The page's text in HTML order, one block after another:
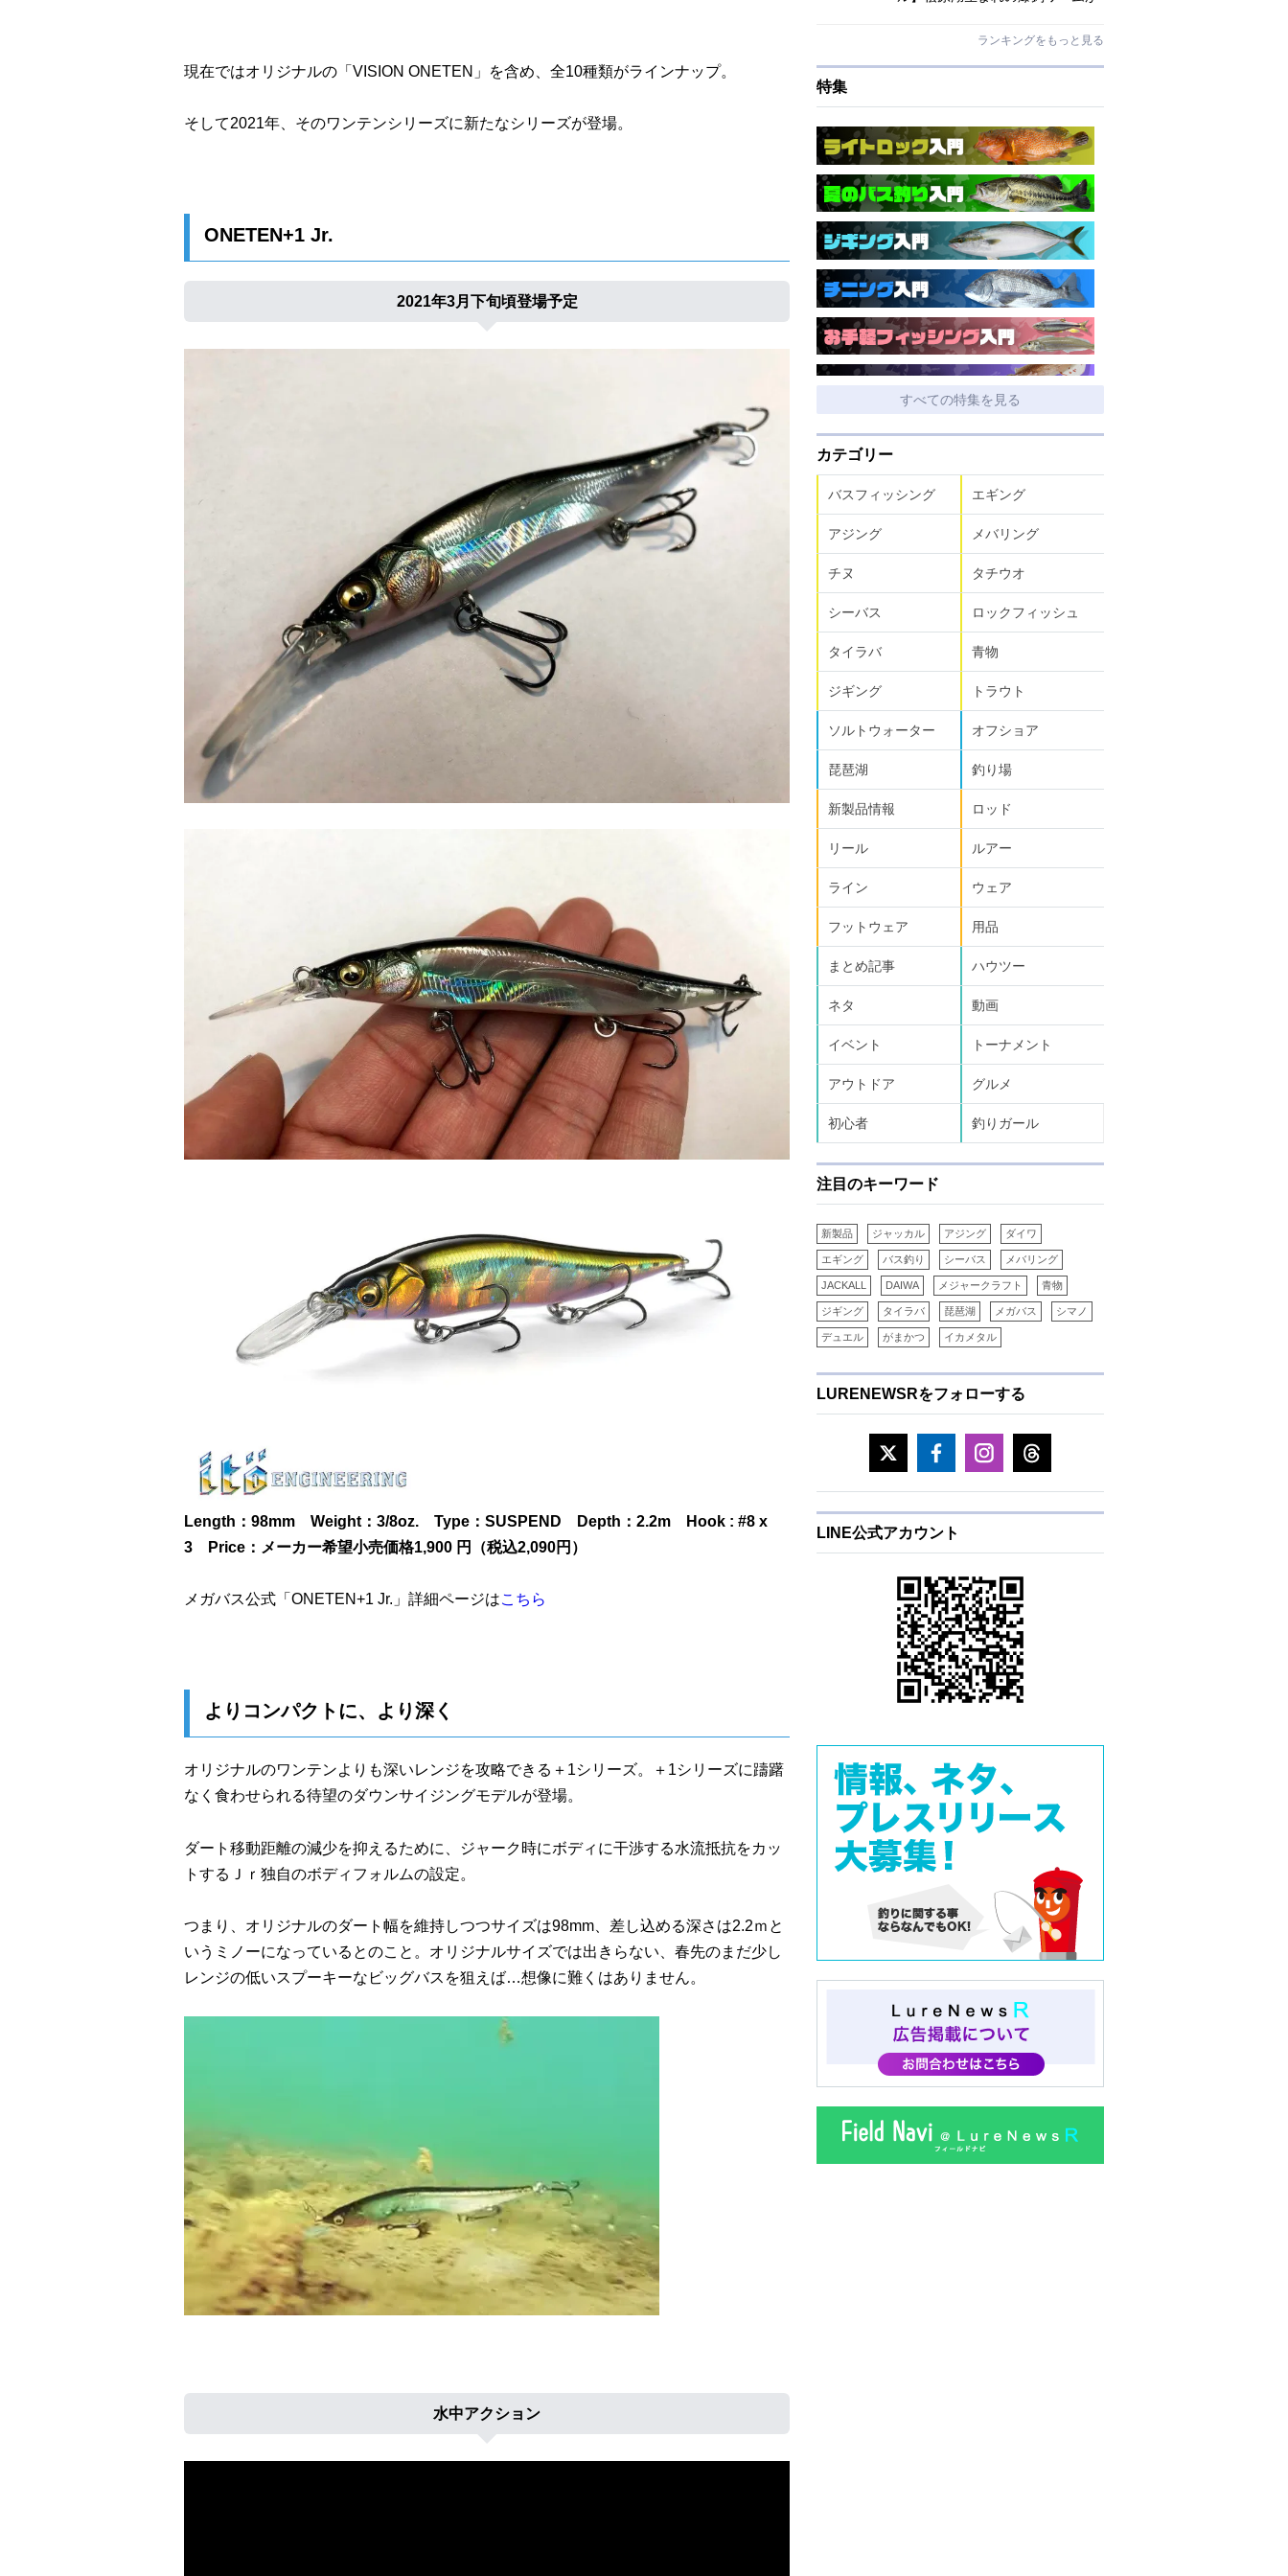
現在ではオリジナルの「VISION ONETEN」を含め、全10種類がラインナップ。
そして2021年、そのワンテンシリーズに新たなシリーズが登場。
ONETEN+1 Jr.
2021年3月下旬頃登場予定
Length：98mm Weight：3/8oz. Type：SUSPEND Depth：2.2m Hook : #8 x
3 Price：メーカー希望小売価格1,900 円（税込2,090円）
メガバス公式「ONETEN+1 Jr.」詳細ページはこちら
よりコンパクトに、より深く
オリジナルのワンテンよりも深いレンジを攻略できる＋1シリーズ。＋1シリーズに躊躇
なく食わせられる待望のダウンサイジングモデルが登場。
ダート移動距離の減少を抑えるために、ジャーク時にボディに干渉する水流抵抗をカッ
トするＪｒ独自のボディフォルムの設定。
つまり、オリジナルのダート幅を維持しつつサイズは98mm、差し込める深さは2.2ｍと
いうミノーになっているとのこと。オリジナルサイズでは出きらない、春先のまだ少し
レンジの低いスプーキーなビッグバスを狙えば…想像に難くはありません。
水中アクション
ランキングをもっと見る
特集
すべての特集を見る
カテゴリー
バスフィッシング エギング
アジング メバリング
チヌ タチウオ
シーバス ロックフィッシュ
タイラバ 青物
ジギング トラウト
ソルトウォーター オフショア
琵琶湖 釣り場
新製品情報 ロッド
リール ルアー
ライン ウェア
フットウェア 用品
まとめ記事 ハウツー
ネタ 動画
イベント トーナメント
アウトドア グルメ
初心者 釣りガール
注目のキーワード
新製品 ジャッカル アジング ダイワ
エギング バス釣り シーバス メバリング
JACKALL DAIWA メジャークラフト 青物
ジギング タイラバ 琵琶湖 メガバス シマノ
デュエル がまかつ イカメタル
LURENEWSRをフォローする
LINE公式アカウント